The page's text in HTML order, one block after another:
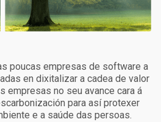
poucas empresas de software a
en dixitalizar a cadea de valor
empresas no seu avance cara á
para así protexer
e a saúde das persoas.